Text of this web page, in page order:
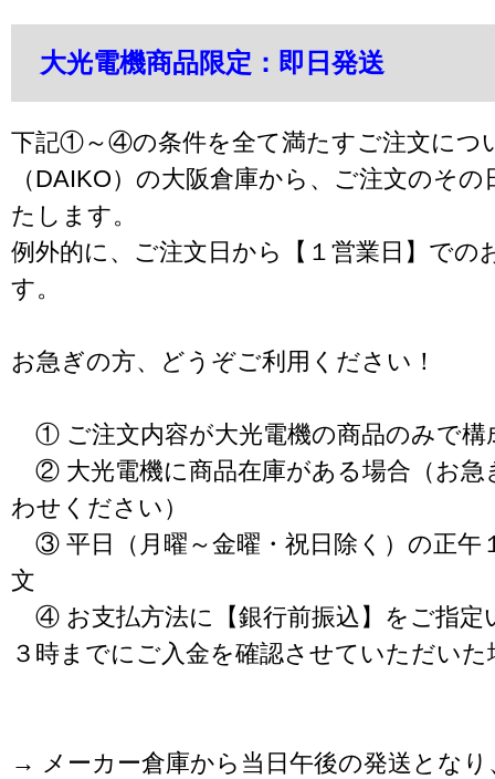
大光電機商品限定：即日発送
下記①～④の条件を全て満たすご注文につ
（DAIKO）の大阪倉庫から、ご注文のそ
たします。
例外的に、ご注文日から【１営業日】での
す。
お急ぎの方、どうぞご利用ください！
① ご注文内容が大光電機の商品のみで構
② 大光電機に商品在庫がある場合（お急
わせください）
③ 平日（月曜～金曜・祝日除く）の正午
文
④ お支払方法に【銀行前振込】をご指定
３時までにご入金を確認させていただいた
→ メーカー倉庫から当日午後の発送となり